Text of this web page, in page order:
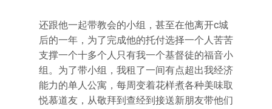
还跟他一起带教会的小组，甚至在他离开c城
后的一年，为了完成他的托付选择一个人苦苦
支撑一个十多个人只有我一个基督徒的福音小
组。为了带小组，我租了一间有点超出我经济
能力的单人公寓，每周变着花样煮各种美味取
悦慕道友，从敬拜到查经到接送新朋友带他们